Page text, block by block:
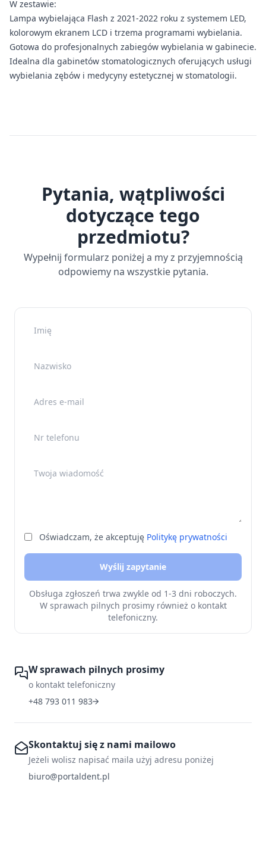
W zestawie:
Lampa wybielająca Flash z 2021-2022 roku z systemem LED,
kolorowym ekranem LCD i trzema programami wybielania.
Gotowa do profesjonalnych zabiegów wybielania w gabinecie.
Idealna dla gabinetów stomatologicznych oferujących usługi
wybielania zębów i medycyny estetycznej w stomatologii.
Pytania, wątpliwości
dotyczące tego
przedmiotu?
Wypełnij formularz poniżej a my z przyjemnością
odpowiemy na wszystkie pytania.
Nazwisko
Adres e-mail
Nr telefonu
Twoja wiadomość
Oświadczam, że akceptuję Politykę prywatności
Wyślij zapytanie
Obsługa zgłoszeń trwa zwykle od 1-3 dni roboczych.
W sprawach pilnych prosimy również o kontakt
telefoniczny.
W sprawach pilnych prosimy
o kontakt telefoniczny
+48 793 011 983
Skontaktuj się z nami mailowo
Jeżeli wolisz napisać maila użyj adresu poniżej
biuro@portaldent.pl